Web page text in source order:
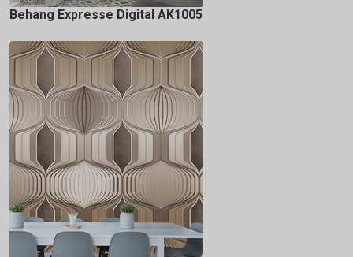
Behang Expresse Digital AK1005